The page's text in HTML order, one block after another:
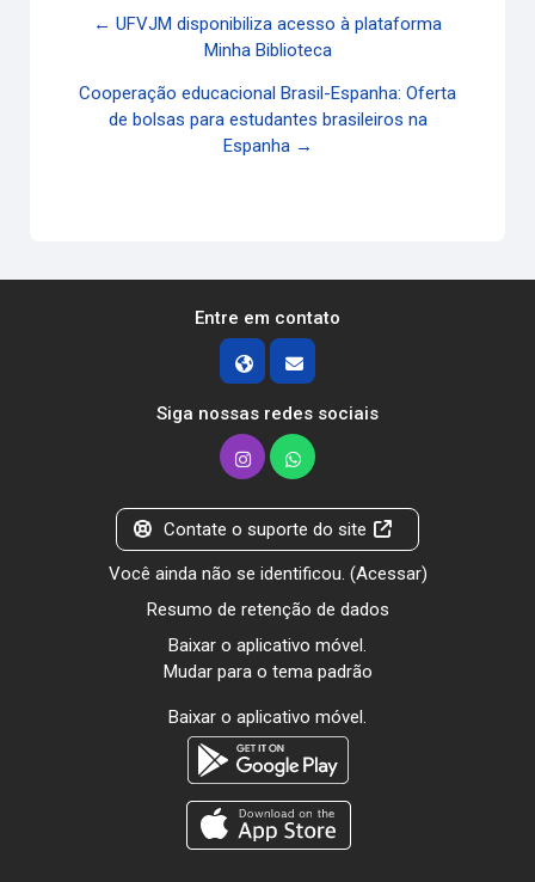
← UFVJM disponibiliza acesso à plataforma
Minha Biblioteca
Cooperação educacional Brasil-Espanha: Oferta
de bolsas para estudantes brasileiros na
Espanha →
Entre em contato
Siga nossas redes sociais
Contate o suporte do site
Você ainda não se identificou. (Acessar)
Resumo de retenção de dados
Baixar o aplicativo móvel.
Mudar para o tema padrão
Baixar o aplicativo móvel.